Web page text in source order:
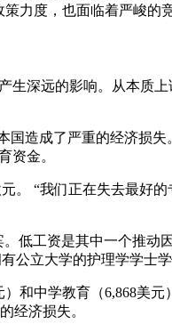
力度，也面临着严峻的竞
深远的影响。从本质
造成了严重的经济损
资金。
“我们正在失去最好
低工资是其中一个推
立大学的护理学学士
和中学教育（6,868美
经济损失。